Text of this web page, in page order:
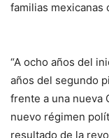
familias mexicanas
“A ocho años del
años del segundo
frente a una nueva
nuevo régimen
resultado de la